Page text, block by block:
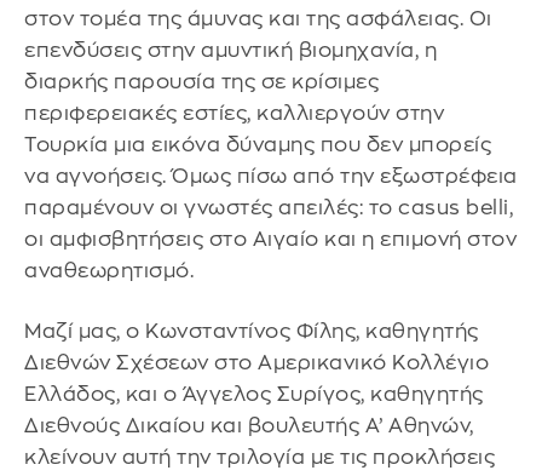
στον τομέα της άμυνας και της ασφάλειας. Οι
επενδύσεις στην αμυντική βιομηχανία, η
διαρκής παρουσία της σε κρίσιμες
περιφερειακές εστίες, καλλιεργούν στην
Τουρκία μια εικόνα δύναμης που δεν μπορείς
να αγνοήσεις. Όμως πίσω από την εξωστρέφεια
παραμένουν οι γνωστές απειλές: το casus belli,
οι αμφισβητήσεις στο Αιγαίο και η επιμονή στον
αναθεωρητισμό.
Μαζί μας, ο Κωνσταντίνος Φίλης, καθηγητής
Διεθνών Σχέσεων στο Αμερικανικό Κολλέγιο
Ελλάδος, και ο Άγγελος Συρίγος, καθηγητής
Διεθνούς Δικαίου και βουλευτής Α’ Αθηνών,
κλείνουν αυτή την τριλογία με τις προκλήσεις